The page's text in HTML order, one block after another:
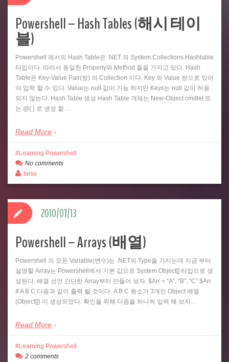
Powershell – Hash Tables (해시 테이
블)
Powershell 에서의 Hash Table은 .NET 의 System.Collections.Hashtable
타입이다. 따라서 동일한 Property와 Method 들을 가지고 있다. Hash
Table은 Key-Value Pair(쌍) 의 Collection 이다. Key 와 Value 쌍으로 있어
야 입력 할 수 있다. Value는 null 값이 가능 하지만 Keys는 null 값이 허용
되지 않는다. Hash Table 생성 Hash Table 개체는 New-Object cmdlet 또
는 @{ } 로 생성 할…
Read More
Learning Powershell
No comments
talsu
Powershell – Arrays (배열)
Powershell 의 모든 Variable(변수)는 .NET의 Type을 가지는데 지금 부터
설명할 Array는 Powershell에서 기본 값으로 System.Object[] 타입으로 생
성된다. 배열 선언 간단한 Array부터 만들어 보자. $Arr = “A”, “B”, “C” $Arr
# A B C 다음과 같이 출력 될 것이다. A B C 원소가 3개인 Object 배열
(Object[]) 이 생성되었다. 확인을 위해 다음을 하나씩 입력 해 보자…
Read More
2010/07/13
Learning Powershell
2 comments